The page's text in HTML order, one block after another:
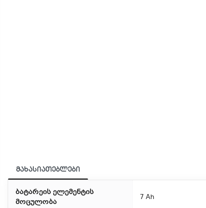
მახასიათებლები
ბატარეის ელემენტის
მოცულობა
7 Ah